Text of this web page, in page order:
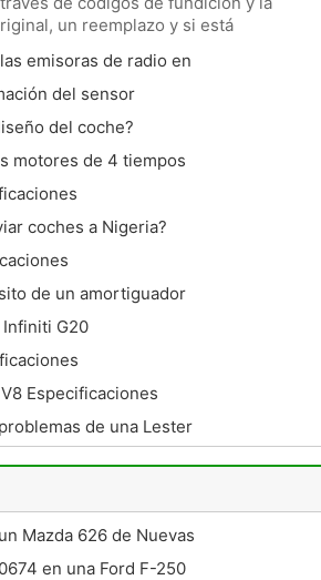
un reemplazo y si está
Código se marcan con la fecha
emisoras de radio en
C220 1994 ?
del sensor
del coche?
motores de 4 tiempos
coches a Nigeria?
de un amortiguador
ATV ?
Infiniti G20
Especificaciones
de una Lester
Mazda 626 de Nuevas
en una Ford F-250